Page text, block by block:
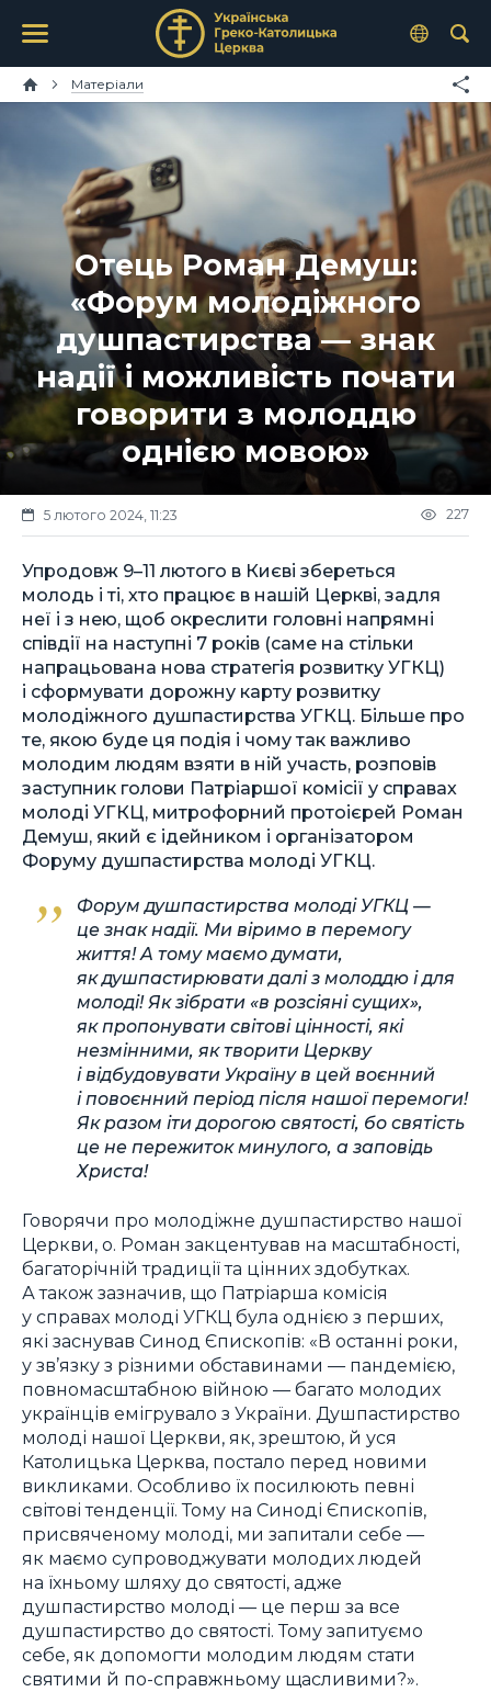
Матеріали
Отець Роман Демуш:
«Форум молодіжного
душпастирства — знак
надії і можливість почати
говорити з молоддю
однією мовою»
5 лютого 2024, 11:23 227
Упродовж 9–11 лютого в Києві збереться
молодь і ті, хто працює в нашій Церкві, задля
неї і з нею, щоб окреслити головні напрямні
співдії на наступні 7 років (саме на стільки
напрацьована нова стратегія розвитку УГКЦ)
і сформувати дорожну карту розвитку
молодіжного душпастирства УГКЦ. Більше про
те, якою буде ця подія і чому так важливо
молодим людям взяти в ній участь, розповів
заступник голови Патріаршої комісії у справах
молоді УГКЦ, митрофорний протоієрей Роман
Демуш, який є ідейником і організатором
Форуму душпастирства молоді УГКЦ.
Форум душпастирства молоді УГКЦ —
це знак надії. Ми віримо в перемогу
життя! А тому маємо думати,
як душпастирювати далі з молоддю і для
молоді! Як зібрати «в розсіяні сущих»,
як пропонувати світові цінності, які
незмінними, як творити Церкву
і відбудовувати Україну в цей воєнний
і повоєнний період після нашої перемоги!
Як разом іти дорогою святості, бо святість
це не пережиток минулого, а заповідь
Христа!
Говорячи про молодіжне душпастирство нашої
Церкви, о. Роман закцентував на масштабності,
багаторічній традиції та цінних здобутках.
А також зазначив, що Патріарша комісія
у справах молоді УГКЦ була однією з перших,
які заснував Синод Єпископів: «В останні роки,
у зв’язку з різними обставинами — пандемією,
повномасштабною війною — багато молодих
українців емігрувало з України. Душпастирство
молоді нашої Церкви, як, зрештою, й уся
Католицька Церква, постало перед новими
викликами. Особливо їх посилюють певні
світові тенденції. Тому на Синоді Єпископів,
присвяченому молоді, ми запитали себе —
як маємо супроводжувати молодих людей
на їхньому шляху до святості, адже
душпастирство молоді — це перш за все
душпастирство до святості. Тому запитуємо
себе, як допомогти молодим людям стати
святими й по-справжньому щасливими?».